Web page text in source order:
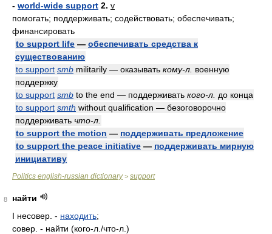
- world-wide support 2. v
помогать; поддерживать; содействовать; обеспечивать;
финансировать
to support life — обеспечивать средства к
существованию
to support smb militarily — оказывать кому-л. военную
поддержку
to support smb to the end — поддерживать кого-л. до конца
to support smth without qualification — безоговорочно
поддерживать что-л.
to support the motion — поддерживать предложение
to support the peace initiative — поддерживать мирную
инициативу
Politics english-russian dictionary> support
8
найти
I несовер. - находить;
совер. - найти (кого-л./что-л.)